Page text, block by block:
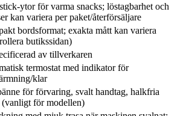
ytor för varma snacks; löstagbarhet och
kan variera per paket/återförsäljare
bordsformat; exakta mått kan variera
butikssidan)
av tillverkaren
termostat med indikator för
klar
för förvaring, svalt handtag, halkfria
(vanligt för modellen)